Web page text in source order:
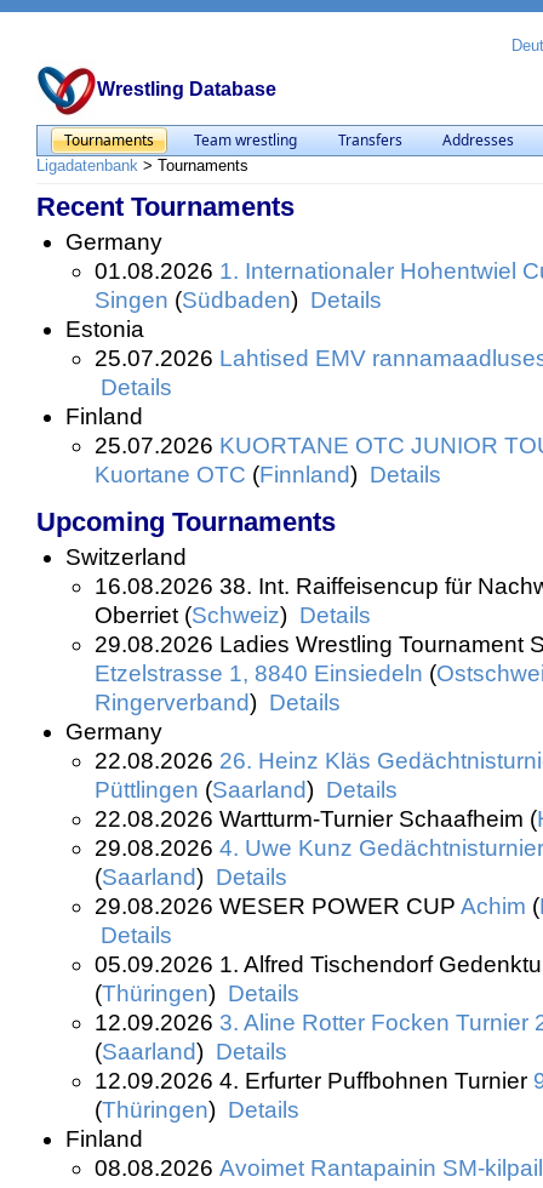
Wrestling Database
Tournaments Team wrestling Transfers Addresses
Ligadatenbank > Tournaments
Recent Tournaments
Germany
01.08.2026 1. Internationaler Hohentwiel
Singen (Südbaden) Details
Estonia
25.07.2026 Lahtised EMV
Details
Finland
25.07.2026 KUORTANE OTC JUNIOR
Kuortane OTC (Finnland) Details
Upcoming Tournaments
Switzerland
16.08.2026 38. Int. Raiffeisencup für
Oberriet (Schweiz) Details
29.08.2026 Ladies Wrestling Tournament
Etzelstrasse 1, 8840 Einsiedeln (
Ringerverband) Details
Germany
22.08.2026 26. Heinz Kläs
Püttlingen (Saarland) Details
22.08.2026 Wartturm-Turnier Schaafheim (
29.08.20264. Uwe Kunz
(Saarland) Details
29.08.2026 WESER POWER CUP Achim (
Details
05.09.2026 1. Alfred Tischendorf
(Thüringen) Details
12.09.2026 3. Aline Rotter Focken Turnier
(Saarland) Details
12.09.2026 4. Erfurter Puffbohnen Turnier
(Thüringen) Details
Finland
08.08.2026Avoimet Rantapainin SM-